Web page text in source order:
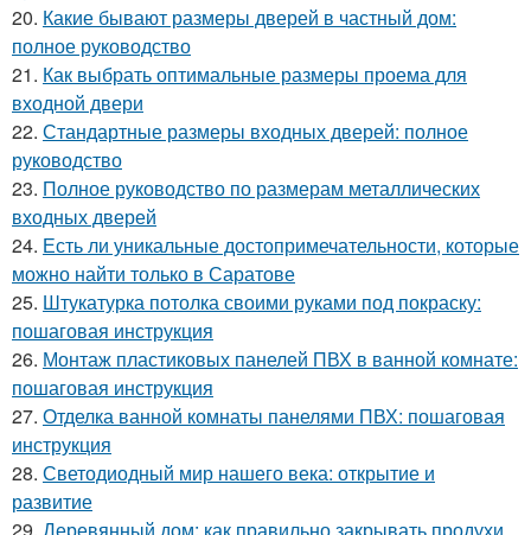
20. Какие бывают размеры дверей в частный дом:
полное руководство
21. Как выбрать оптимальные размеры проема для
входной двери
22. Стандартные размеры входных дверей: полное
руководство
23. Полное руководство по размерам металлических
входных дверей
24. Есть ли уникальные достопримечательности, которые
можно найти только в Саратове
25. Штукатурка потолка своими руками под покраску:
пошаговая инструкция
26. Монтаж пластиковых панелей ПВХ в ванной комнате:
пошаговая инструкция
27. Отделка ванной комнаты панелями ПВХ: пошаговая
инструкция
28. Светодиодный мир нашего века: открытие и
развитие